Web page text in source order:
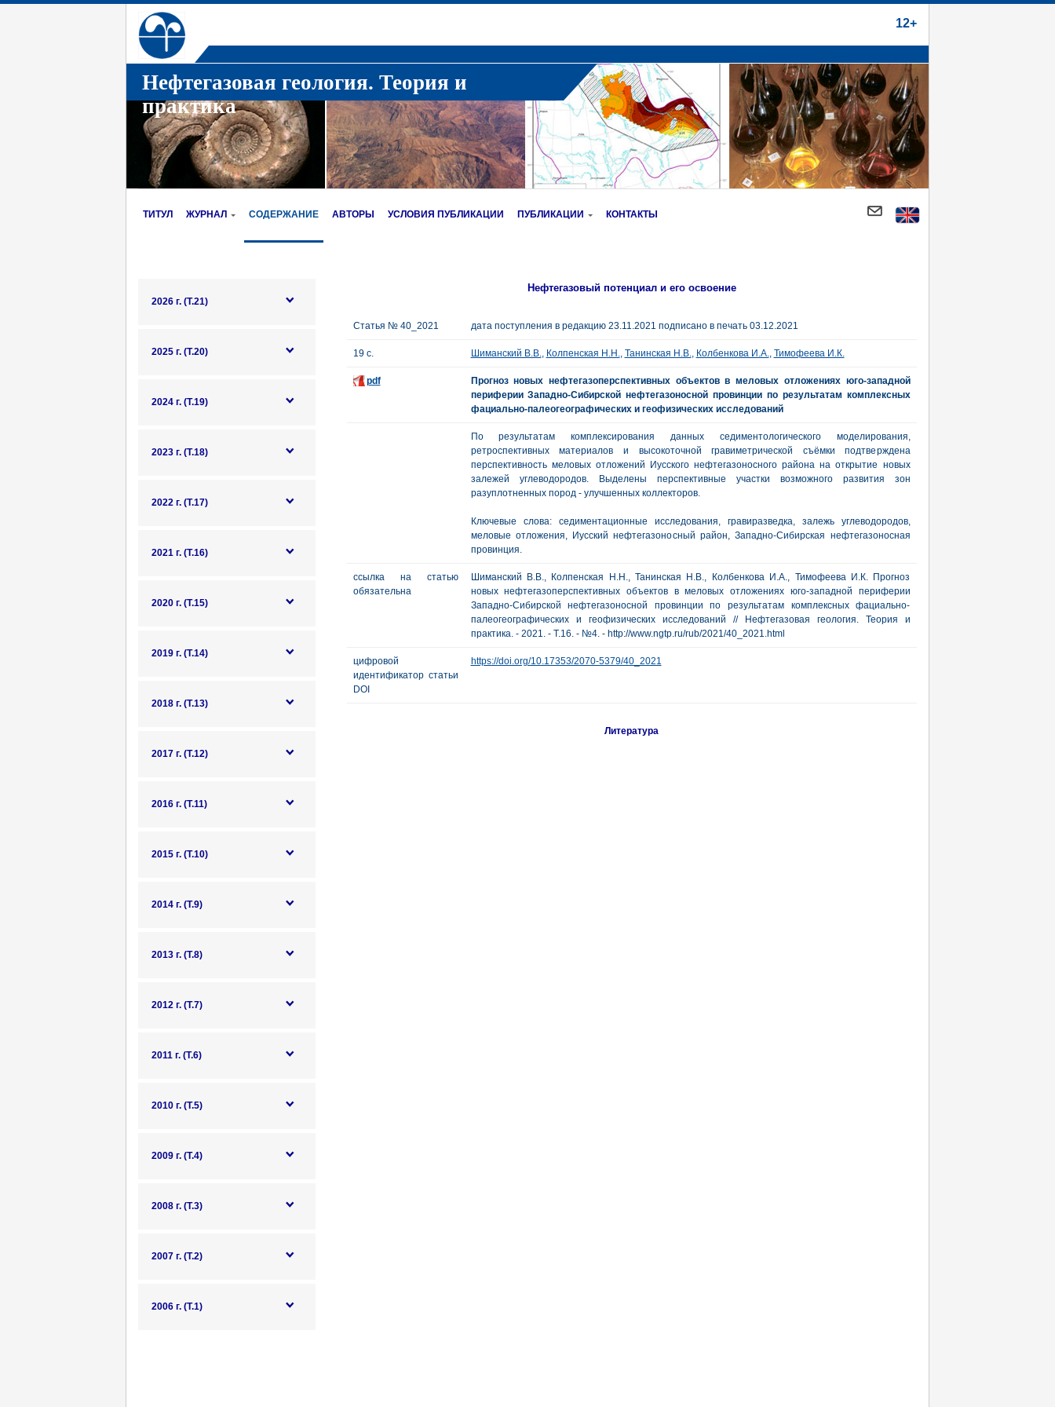
12+
Нефтегазовая геология. Теория и
практика
ТИТУЛ ЖУРНАЛ СОДЕРЖАНИЕ АВТОРЫ УСЛОВИЯ ПУБЛИКАЦИИ ПУБЛИКАЦИИ КОНТАКТЫ
2026 г. (Т.21)
2025 г. (Т.20)
2024 г. (Т.19)
2023 г. (Т.18)
2022 г. (Т.17)
2021 г. (Т.16)
2020 г. (Т.15)
2019 г. (Т.14)
2018 г. (Т.13)
2017 г. (Т.12)
2016 г. (Т.11)
2015 г. (Т.10)
2014 г. (Т.9)
2013 г. (Т.8)
2012 г. (Т.7)
2011 г. (Т.6)
2010 г. (Т.5)
2009 г. (Т.4)
2008 г. (Т.3)
2007 г. (Т.2)
2006 г. (Т.1)
Нефтегазовый потенциал и его освоение
Статья № 40_2021 дата поступления в редакцию 23.11.2021 подписано в печать 03.12.2021
19 с. Шиманский В.В., Колпенская Н.Н., Танинская Н.В., Колбенкова И.А., Тимофеева И.К.
pdf
Прогноз новых нефтегазоперспективных объектов в меловых отложениях юго-западной
периферии Западно-Сибирской нефтегазоносной провинции по результатам комплексных
фациально-палеогеографических и геофизических исследований
По результатам комплексирования данных седиментологического моделирования,
ретроспективных материалов и высокоточной гравиметрической съёмки подтверждена
перспективность меловых отложений Иусского нефтегазоносного района на открытие новых
залежей углеводородов. Выделены перспективные участки возможного развития зон
разуплотненных пород - улучшенных коллекторов.
Ключевые слова: седиментационные исследования, гравиразведка, залежь углеводородов,
меловые отложения, Иусский нефтегазоносный район, Западно-Сибирская нефтегазоносная
провинция.
ссылка на статью
обязательна
Шиманский В.В., Колпенская Н.Н., Танинская Н.В., Колбенкова И.А., Тимофеева И.К. Прогноз
новых нефтегазоперспективных объектов в меловых отложениях юго-западной периферии
Западно-Сибирской нефтегазоносной провинции по результатам комплексных фациально-
палеогеографических и геофизических исследований // Нефтегазовая геология. Теория и
практика. - 2021. - Т.16. - №4. - http://www.ngtp.ru/rub/2021/40_2021.html
цифровой
идентификатор статьи
DOI
https://doi.org/10.17353/2070-5379/40_2021
Литература